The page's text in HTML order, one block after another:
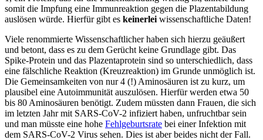
somit die Impfung eine Immunreaktion gegen die Plazentabildung
auslösen würde. Hierfür gibt es keinerlei wissenschaftliche Daten!
Viele renommierte Wissenschaftlicher haben sich hierzu geäußert
und betont, dass es zu dem Gerücht keine Grundlage gibt. Das
Spike-Protein und das Plazentaprotein sind so unterschiedlich, dass
eine fälschliche Reaktion (Kreuzreaktion) im Grunde unmöglich ist.
Die Gemeinsamkeiten von nur 4 (!) Aminosäuren ist zu kurz, um
plausibel eine Autoimmunität auszulösen. Hierfür werden etwa 50
bis 80 Aminosäuren benötigt. Zudem müssten dann Frauen, die sich
im letzten Jahr mit SARS-CoV-2 infiziert haben, unfruchtbar sein
und man müsste eine hohe Fehlgeburtsrate bei einer Infektion mit
dem SARS-CoV-2 Virus sehen. Dies ist aber beides nicht der Fall.